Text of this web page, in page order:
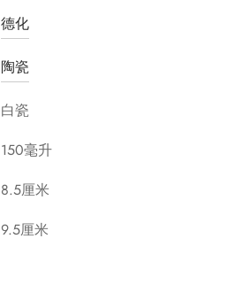
德化
陶瓷
白瓷
150毫升
8.5厘米
9.5厘米